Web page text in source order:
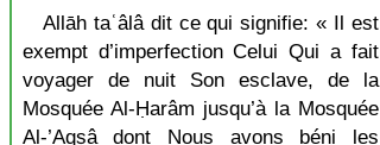
Allāh taʿâlâ dit ce qui signifie: « Il est
exempt d’imperfection Celui Qui a fait
voyager de nuit Son esclave, de la
Mosquée Al-Ḥarâm jusqu’à la Mosquée
Al-’Aqṣâ dont Nous avons béni les